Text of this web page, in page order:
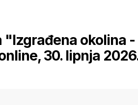
"Izgrađena okolina -
30. lipnja